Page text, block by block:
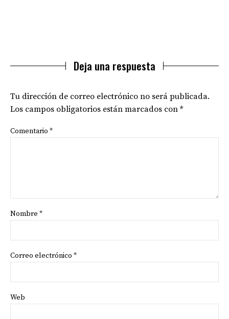
Deja una respuesta
Tu dirección de correo electrónico no será publicada.
Los campos obligatorios están marcados con *
Comentario *
Nombre *
Correo electrónico *
Web